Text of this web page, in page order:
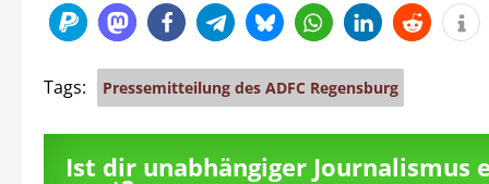
Tags: Pressemitteilung des ADFC Regensburg
Ist dir unabhängiger Journalismus